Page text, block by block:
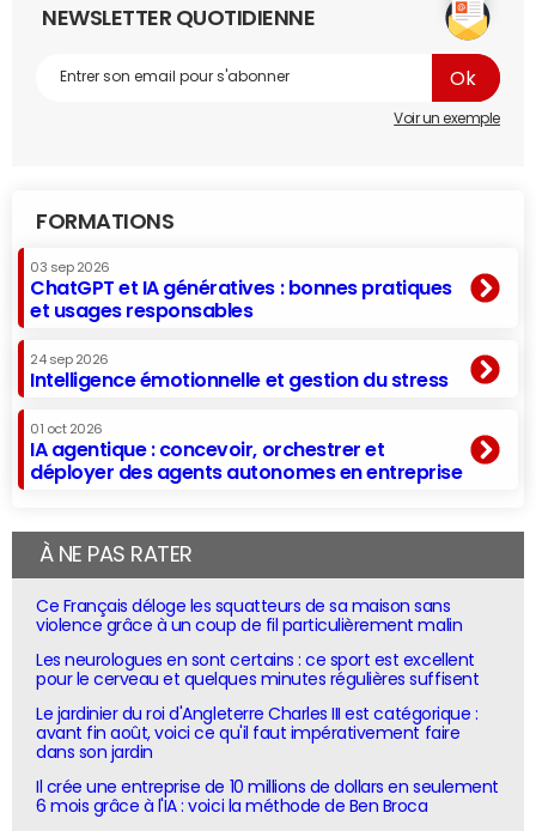
NEWSLETTER QUOTIDIENNE
Voir un exemple
FORMATIONS
03 sep 2026
ChatGPT et IA génératives : bonnes pratiques
et usages responsables
24 sep 2026
Intelligence émotionnelle et gestion du stress
01 oct 2026
IA agentique : concevoir, orchestrer et
déployer des agents autonomes en entreprise
À NE PAS RATER
Ce Français déloge les squatteurs de sa maison sans
violence grâce à un coup de fil particulièrement malin
Les neurologues en sont certains : ce sport est excellent
pour le cerveau et quelques minutes régulières suffisent
Le jardinier du roi d'Angleterre Charles III est catégorique :
avant fin août, voici ce qu'il faut impérativement faire
dans son jardin
Il crée une entreprise de 10 millions de dollars en seulement
6 mois grâce à l'IA : voici la méthode de Ben Broca